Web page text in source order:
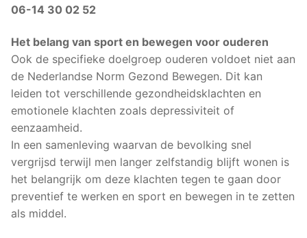
06-14 30 02 52
Het belang van sport en bewegen voor ouderen
Ook de specifieke doelgroep ouderen voldoet niet aan
de Nederlandse Norm Gezond Bewegen. Dit kan
leiden tot verschillende gezondheidsklachten en
emotionele klachten zoals depressiviteit of
eenzaamheid.
In een samenleving waarvan de bevolking snel
vergrijsd terwijl men langer zelfstandig blijft wonen is
het belangrijk om deze klachten tegen te gaan door
preventief te werken en sport en bewegen in te zetten
als middel.